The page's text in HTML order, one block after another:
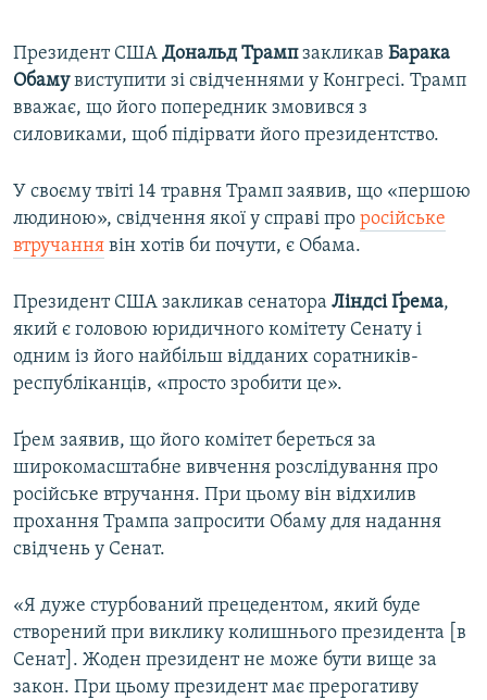
Усі сайти RFE/RL
Президент США Дональд Трампзакликав Барака
Обамувиступити зі свідченнями у Конгресі. Трамп
вважає, що його попередник змовився з
силовиками, щоб підірвати його президентство.
У своєму твіті 14 травня Трамп заявив, що «першою
людиною», свідчення якої у справі про російське
втручання він хотів би почути, є Обама.
Президент США закликав сенатора Ліндсі Ґрема,
який є головою юридичного комітету Сенату і
одним із його найбільш відданих соратників-
республіканців, «просто зробити це».
Ґрем заявив, що його комітет береться за
широкомасштабне вивчення розслідування про
російське втручання. При цьому він відхилив
прохання Трампа запросити Обаму для надання
свідчень у Сенат.
«Я дуже стурбований прецедентом, який буде
створений при виклику колишнього президента [в
Сенат]. Жоден президент не може бути вище за
закон. При цьому президент має прерогативу